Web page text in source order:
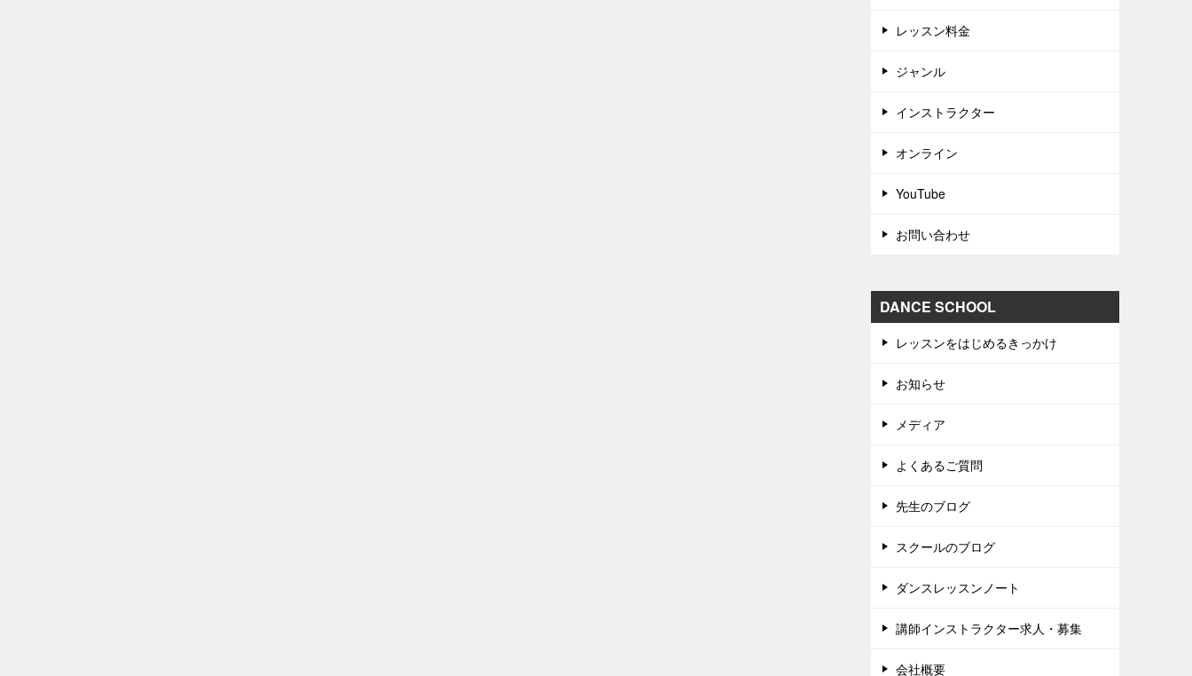
レッスン料金
ジャンル
インストラクター
オンライン
YouTube
お問い合わせ
DANCE SCHOOL
レッスンをはじめるきっかけ
お知らせ
メディア
よくあるご質問
先生のブログ
スクールのブログ
ダンスレッスンノート
講師インストラクター求人・募集
会社概要